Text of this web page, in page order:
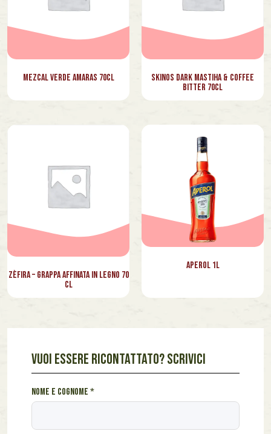
Mezcal Verde Amaras 70cl
Skinos Dark Mastiha & Coffee
Bitter 70cl
Zèfira – Grappa affinata in legno 70
cl
Aperol 1l
VUOI ESSERE RICONTATTATO? SCRIVICI
Nome e cognome *